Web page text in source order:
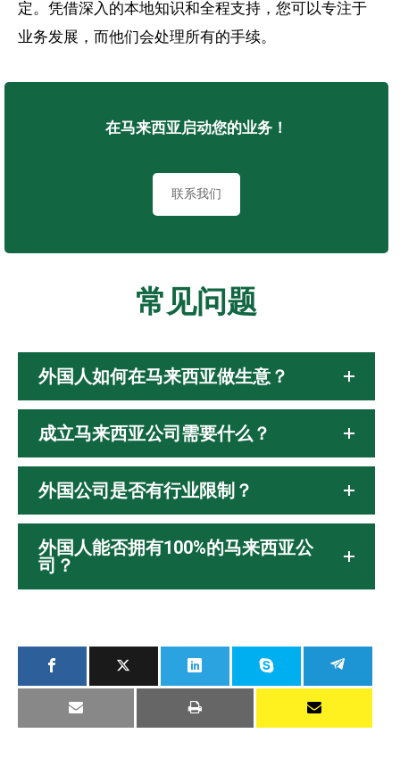
定。凭借深入的本地知识和全程支持，您可以专注于
业务发展，而他们会处理所有的手续。
在马来西亚启动您的业务！
联系我们
常见问题
外国人如何在马来西亚做生意？
成立马来西亚公司需要什么？
外国公司是否有行业限制？
外国人能否拥有100%的马来西亚公
司？